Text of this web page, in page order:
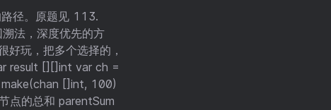
径。原题见 113.
法，深度优先的方
好玩，把多个选择的，
result [][]int var ch =
[]int, 100)
的总和 parentSum